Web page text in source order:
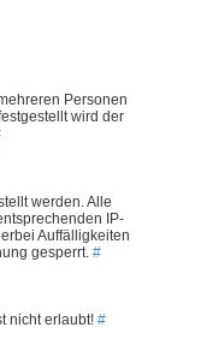
Personen
wird der
werden. Alle
IP-
Auffälligkeiten
gesperrt. #
nicht erlaubt! #